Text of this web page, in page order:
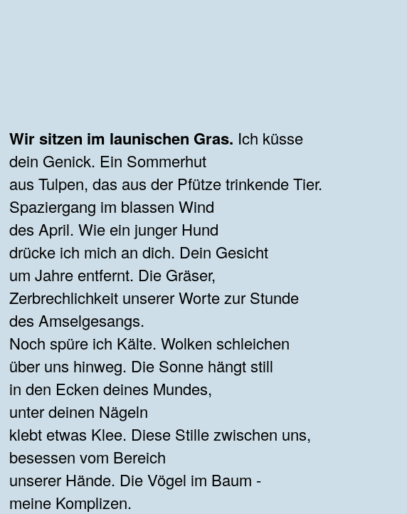
Wir sitzen im launischen Gras. Ich küsse
dein Genick. Ein Sommerhut
aus Tulpen, das aus der Pfütze trinkende Tier.
Spaziergang im blassen Wind
des April. Wie ein junger Hund
drücke ich mich an dich. Dein Gesicht
um Jahre entfernt. Die Gräser,
Zerbrechlichkeit unserer Worte zur Stunde
des Amselgesangs.
Noch spüre ich Kälte. Wolken schleichen
über uns hinweg. Die Sonne hängt still
in den Ecken deines Mundes,
unter deinen Nägeln
klebt etwas Klee. Diese Stille zwischen uns,
besessen vom Bereich
unserer Hände. Die Vögel im Baum -
meine Komplizen.